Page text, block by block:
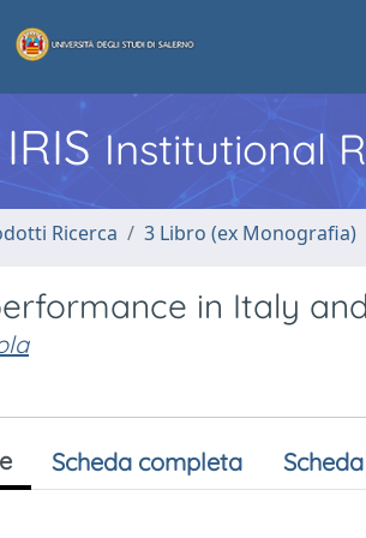
Institutional
Ricerca 3 Libro (ex Monografia)
in Italy
Scheda completa